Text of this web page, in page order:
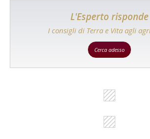
L'Esperto risponde
I consigli di Terra e Vita agli
Cerca adesso